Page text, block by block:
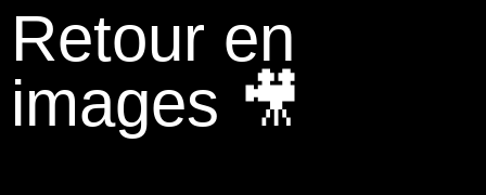
Retour en
images 🎥